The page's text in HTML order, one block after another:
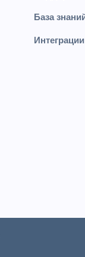
База
Интеграции